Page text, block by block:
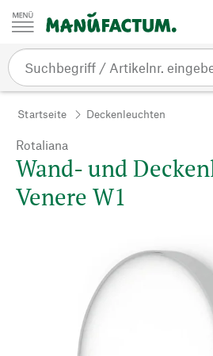
Zum Inhalt springen
Startseite Deckenleuchten
Rotaliana
Wand- und
Venere W1